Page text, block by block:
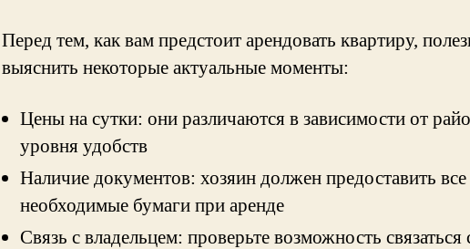
Перед тем, как вам предстоит арендовать квартиру,
выяснить некоторые актуальные моменты:
Цены на сутки: они различаются в зависимости от
уровня удобств
Наличие документов: хозяин должен предоставить все
необходимые бумаги при аренде
Связь с владельцем: проверьте возможность связаться